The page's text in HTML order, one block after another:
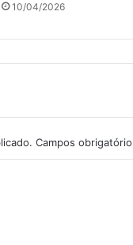
10/04/2026
Campos